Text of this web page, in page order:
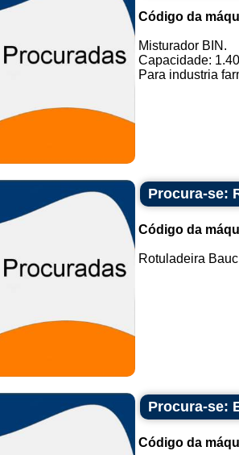
Código da
Misturador BIN.
Capacidade:
Para industria
Procura-se:
Código da
Rotuladeira
Procura-se:
Código da